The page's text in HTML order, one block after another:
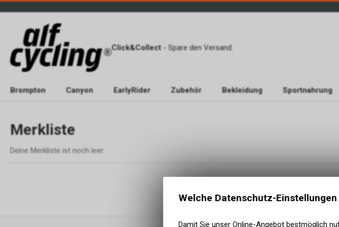
Click&Collect - Spare den Versand.
Brompton Canyon EarlyRider Zubehör Bekleidung Sportnahrung
Merkliste
Deine Merkliste ist noch leer.
Welche Datenschutz-Einstellungen
Damit Sie unser Online-Angebot bestmöglich